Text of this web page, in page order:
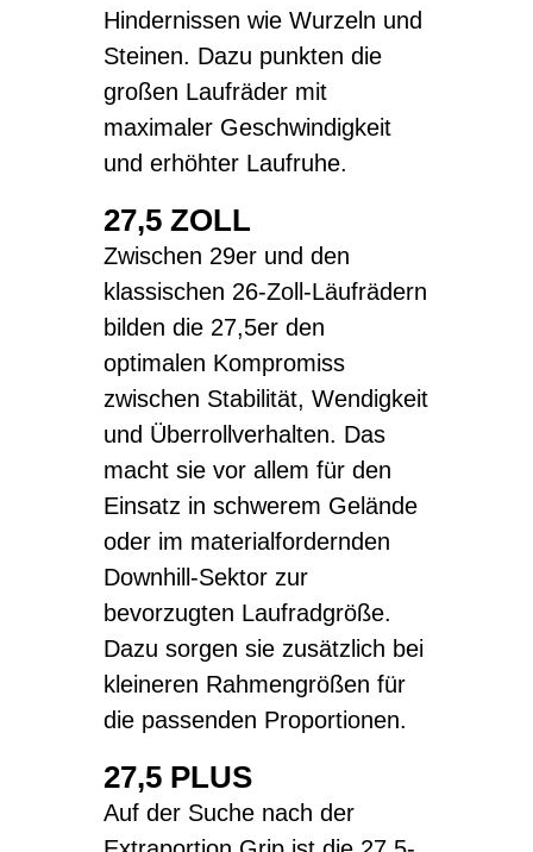
Hindernissen wie Wurzeln und
Steinen. Dazu punkten die
großen Laufräder mit
maximaler Geschwindigkeit
und erhöhter Laufruhe.
27,5 ZOLL
Zwischen 29er und den
klassischen 26-Zoll-Läufrädern
bilden die 27,5er den
optimalen Kompromiss
zwischen Stabilität, Wendigkeit
und Überrollverhalten. Das
macht sie vor allem für den
Einsatz in schwerem Gelände
oder im materialfordernden
Downhill-Sektor zur
bevorzugten Laufradgröße.
Dazu sorgen sie zusätzlich bei
kleineren Rahmengrößen für
die passenden Proportionen.
27,5 PLUS
Auf der Suche nach der